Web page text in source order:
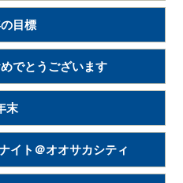
目標
でとうございます
末
イト＠オオサカシティ